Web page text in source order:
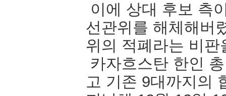
이에 상대 후보 측
선관위를 해체해버
위의 적폐라는 비
카자흐스탄 한인
고 기존 9대까지의